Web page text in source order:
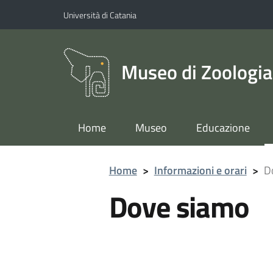
Vai al contenuto principale
Vai al menu di navigazione
Università di Catania
Museo di
Home Museo Educazione
Home > Informazioni e orari >
Dove siamo